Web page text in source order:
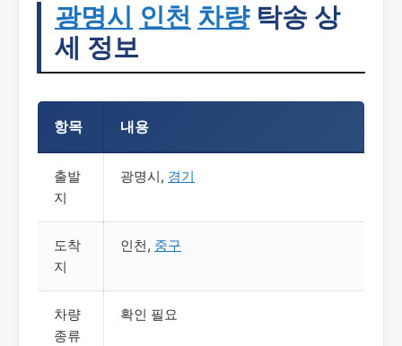
광명시 인천 차량탁송 상
세 정보
항목 내용
출발
지
광명시, 경기
도착
지
인천, 중구
차량
종류
확인 필요